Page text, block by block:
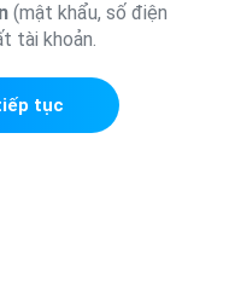
(mật khẩu, số điện
tài khoản.
tục